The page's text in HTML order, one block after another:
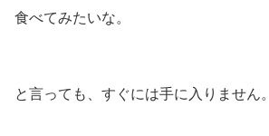
食べてみたいな。
と言っても、すぐには手に入りません。